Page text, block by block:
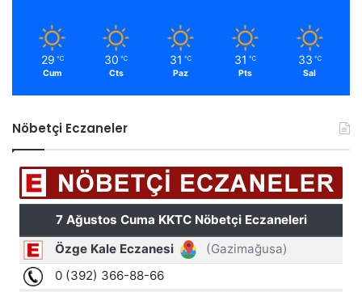
29 ℃
Cum
30 ℃
Cts
31 ℃
Paz
31 ℃
Pts
33 ℃
Sal
Nöbetçi Eczaneler